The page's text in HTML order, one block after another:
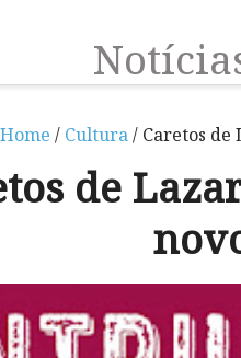
Home / Cultura/ Caretos de
de